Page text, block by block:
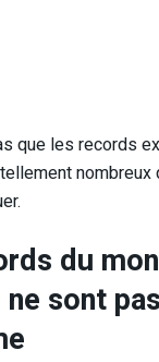
que les records
du
sont